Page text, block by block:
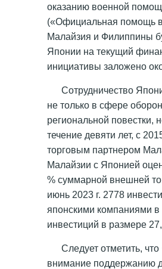
оказанию военной
(«Официальная помощь
Малайзия и Филиппины
Японии на текущий
инициативы заложено
Сотрудничество
не только в сфере
региональной повестки,
течение девяти лет, с
торговым партнером
Малайзии с Японией
% суммарной внешней
июнь 2023 г. 2778
японскими компаниями
инвестиций в размере
Следует отметить,
внимание поддержанию